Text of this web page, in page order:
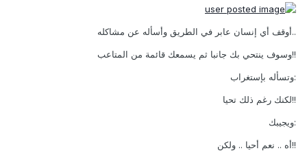
..أوقف أي إنسان عابر في الطريق وأسأله عن مشاكله
!!وسوف ينتحي بك جانبا ثم يسمعك قائمة من المتاعب
:وتسأله بإستغراب
!!لكنك رغم ذلك تحيا
:ويجيبك
!!أه .. نعم أحيا .. ولكن